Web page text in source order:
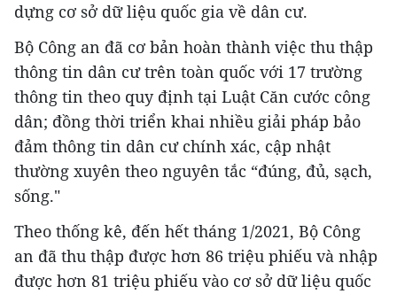
dựng cơ sở dữ liệu quốc gia về dân cư.
Bộ Công an đã cơ bản hoàn thành việc thu thập
thông tin dân cư trên toàn quốc với 17 trường
thông tin theo quy định tại Luật Căn cước công
dân; đồng thời triển khai nhiều giải pháp bảo
đảm thông tin dân cư chính xác, cập nhật
thường xuyên theo nguyên tắc “đúng, đủ, sạch,
sống."
Theo thống kê, đến hết tháng 1/2021, Bộ Công
an đã thu thập được hơn 86 triệu phiếu và nhập
được hơn 81 triệu phiếu vào cơ sở dữ liệu quốc